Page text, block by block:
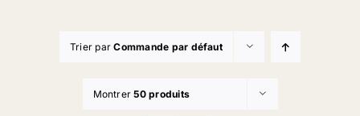
Trier parCommande par défaut
Montrer50 produits